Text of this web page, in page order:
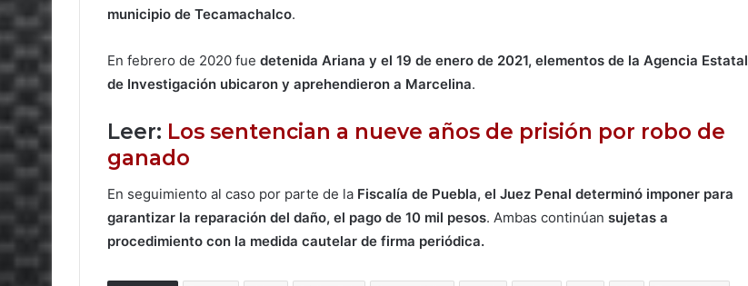
municipio de Tecamachalco.
En febrero de 2020 fue detenida Ariana y el 19 de enero de 2021, elementos de la Agencia Estatal
de Investigación ubicaron y aprehendieron a Marcelina.
Leer: Los sentencian a nueve años de prisión por robo de
ganado
En seguimiento al caso por parte de la Fiscalía de Puebla, el Juez Penal determinó imponer para
garantizar la reparación del daño, el pago de 10 mil pesos. Ambas continúan sujetas a
procedimiento con la medida cautelar de firma periódica.